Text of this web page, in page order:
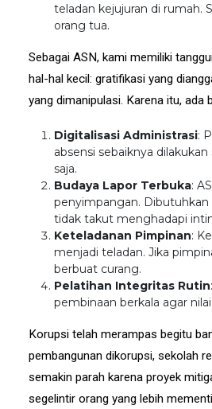
teladan kejujuran di rumah.
orang tua.
Sebagai ASN, kami memiliki
hal-hal kecil: gratifikasi yang
yang dimanipulasi. Karena itu, ada
Digitalisasi Administrasi:
absensi sebaiknya
saja.
Budaya Lapor Terbuka:
penyimpangan.
tidak takut menghadapi
Keteladanan Pimpinan:
menjadi teladan. Jika
berbuat curang.
Pelatihan Integritas Rutin
pembinaan berkala agar
Korupsi telah merampas begitu
pembangunan dikorupsi, sekolah
semakin parah karena proyek
segelintir orang yang lebih